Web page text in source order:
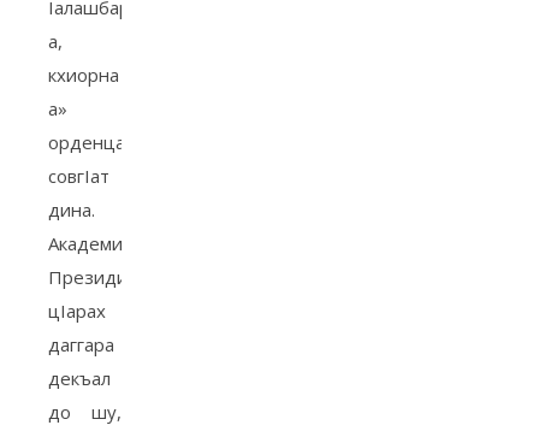
Iалашбарна
а,
кхиорна
а»
орденца
совгIат
дина.
Академин
Президиуман
цIарах
даггара
декъал
до шу,